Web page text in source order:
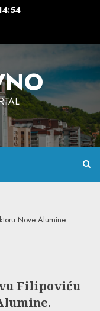
Nove Alumine.
Filipoviću